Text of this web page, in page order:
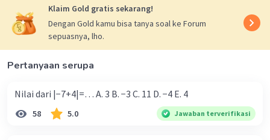
Iklan
Klaim Gold gratis sekarang!
Dengan Gold kamu bisa tanya soal ke Forum
sepuasnya, lho.
Pertanyaan serupa
Nilai dari |−7+4|=… A. 3 B. −3 C. 11 D. −4 E. 4
58 5.0 Jawaban terverifikasi